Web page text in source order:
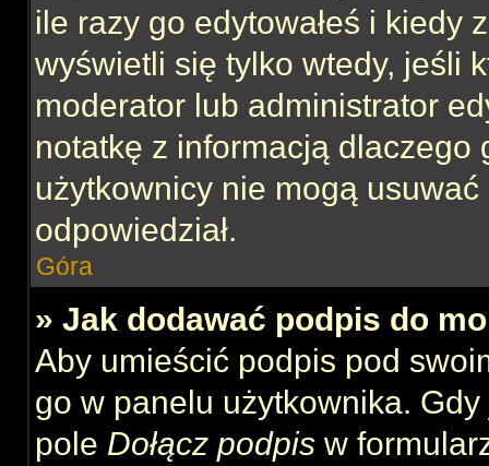
ile razy go edytowałeś i kiedy
wyświetli się tylko wtedy, jeśli
moderator lub administrator
notatkę z informacją
użytkownicy nie mogą
odpowiedział.
Góra
» Jak dodawać podpis do
Aby umieścić podpis pod
go w panelu użytkownika.
pole Dołącz podpis w